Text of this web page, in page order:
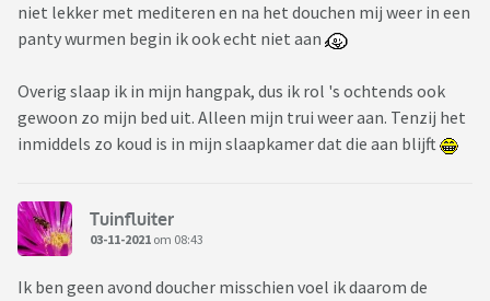
niet lekker met mediteren en na het douchen mij weer in een
panty wurmen begin ik ook echt niet aan
Overig slaap ik in mijn hangpak, dus ik rol 's ochtends ook
gewoon zo mijn bed uit. Alleen mijn trui weer aan. Tenzij het
inmiddels zo koud is in mijn slaapkamer dat die aan blijft
Tuinfluiter
03-11-2021 om 08:43
Ik ben geen avond doucher misschien voel ik daarom de